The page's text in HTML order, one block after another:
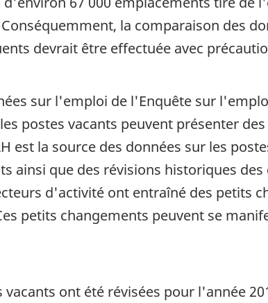
la comparaison des
devrait être effectuée avec
sur l'emploi de l'Enquête sur
postes vacants peuvent présenter
est la source des données sur les
ainsi que des révisions historiques des
d'activité ont entraîné des petits
petits changements peuvent se
ont été révisées pour l'année